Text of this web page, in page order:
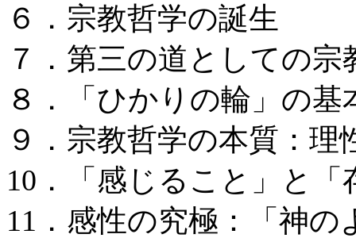
６．宗教哲学の誕生
７．第三の道としての宗
８．「ひかりの輪」の基
９．宗教哲学の本質：
10．「感じること」と
11．感性の究極：「神